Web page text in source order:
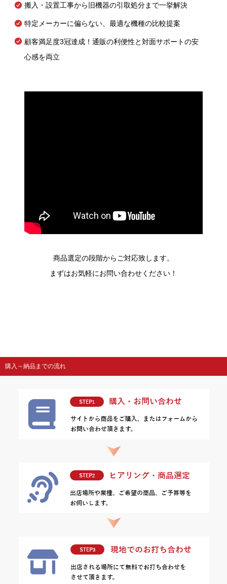
搬入・設置工事から旧機器の引取処分まで一挙解決
特定メーカーに偏らない、最適な機種の比較提案
顧客満足度3冠達成！通販の利便性と対面サポートの安
心感を両立
商品選定の段階からご対応致します。
まずはお気軽にお問い合わせください！
購入～納品までの流れ